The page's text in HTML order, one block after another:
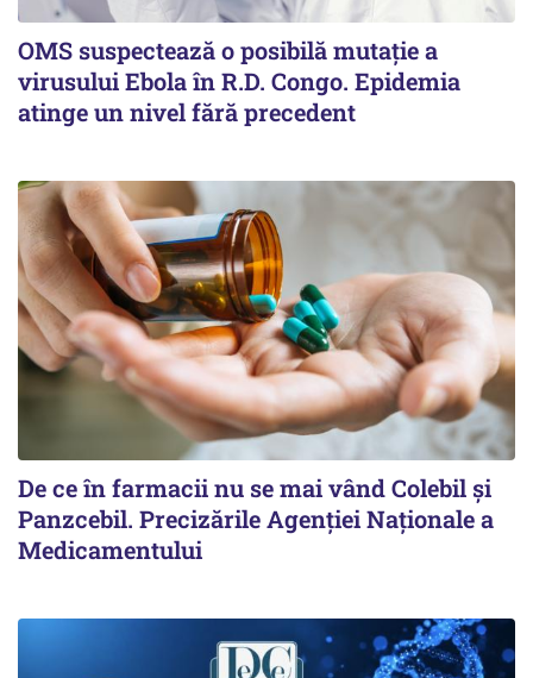
OMS suspectează o posibilă mutație a
virusului Ebola în R.D. Congo. Epidemia
atinge un nivel fără precedent
De ce în farmacii nu se mai vând Colebil și
Panzcebil. Precizările Agenției Naționale a
Medicamentului